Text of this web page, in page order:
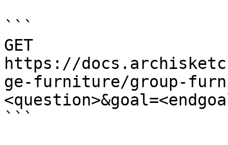
```
GET
https://
ge-furniture/group-
```